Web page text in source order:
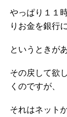
やっぱり１１
りお金を銀行
というときが
その戻して欲
くのですが、
それはネット